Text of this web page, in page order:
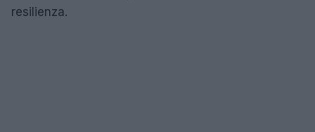
resilienza.